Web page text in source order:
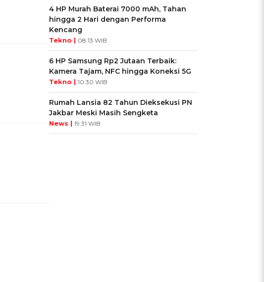
4 HP Murah Baterai 7000 mAh, Tahan
hingga 2 Hari dengan Performa
Kencang
Tekno | 08:13 WIB
6 HP Samsung Rp2 Jutaan Terbaik:
Kamera Tajam, NFC hingga Koneksi 5G
Tekno | 10:30 WIB
Rumah Lansia 82 Tahun Dieksekusi PN
Jakbar Meski Masih Sengketa
News | 19:31 WIB